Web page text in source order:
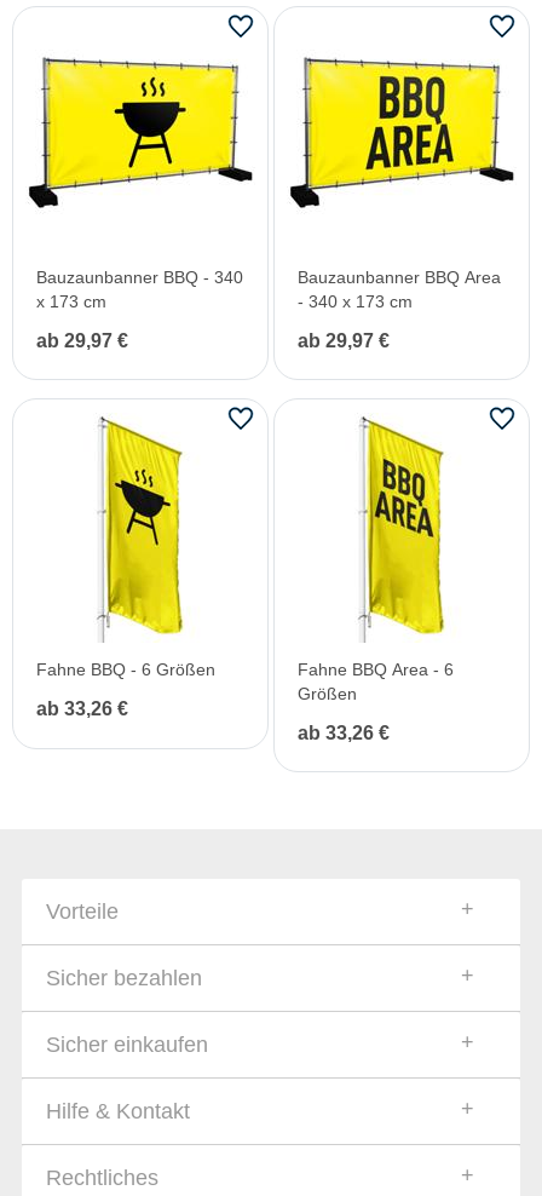
Bauzaunbanner BBQ - 340
x 173 cm
ab 29,97 €
Bauzaunbanner BBQ Area
- 340 x 173 cm
ab 29,97 €
Fahne BBQ - 6 Größen
ab 33,26 €
Fahne BBQ Area - 6
Größen
ab 33,26 €
Vorteile
Sicher bezahlen
Sicher einkaufen
Hilfe & Kontakt
Rechtliches